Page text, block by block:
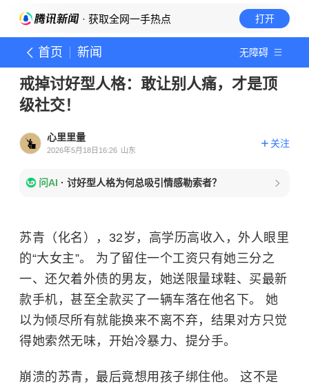
· 获取全网一手热点 打开
首页 新闻 无障碍
戒掉讨好型人格：敢让别人痛，才是顶
级社交！
心里里量
2026年5月18日16:26 山东
关注
问AI · 讨好型人格为何总吸引情感勒索者？
苏青（化名），32岁，高学历高收入，外人眼里
的“大女主”。 为了留住一个工资只有她三分之
一、还欠着外债的男友，她送限量球鞋、买最新
款手机，甚至全款买了一辆车落在他名下。 她
以为倾尽所有就能换来不离不弃，结果对方只觉
得她索然无味，开始冷暴力、提分手。
崩溃的苏青，最后竟想用孩子绑住他。 这不是